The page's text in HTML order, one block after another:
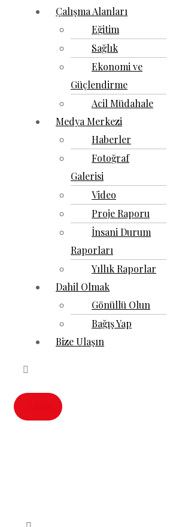
Çalışma Alanları
Eğitim
Sağlık
Ekonomi ve
Güçlendirme
Acil Müdahale
Medya Merkezi
Haberler
Fotoğraf
Galerisi
Video
Proje Raporu
İnsani Durum
Raporları
Yıllık Raporlar
Dahil Olmak
Gönüllü Olun
Bağış Yap
Bize Ulaşın